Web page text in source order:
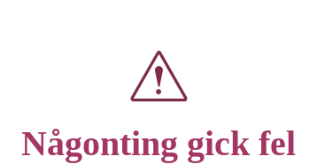
Någonting gick fel